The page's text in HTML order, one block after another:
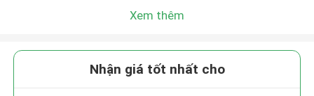
Xem thêm
Nhận giá tốt nhất cho